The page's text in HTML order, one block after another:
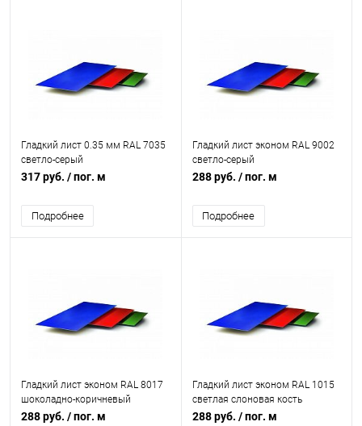
Гладкий лист 0.35 мм RAL 7035
светло-серый
317 руб. / пог. м
Подробнее
Гладкий лист эконом RAL 9002
светло-серый
288 руб. / пог. м
Подробнее
Гладкий лист эконом RAL 8017
шоколадно-коричневый
288 руб. / пог. м
Гладкий лист эконом RAL 1015
светлая слоновая кость
288 руб. / пог. м